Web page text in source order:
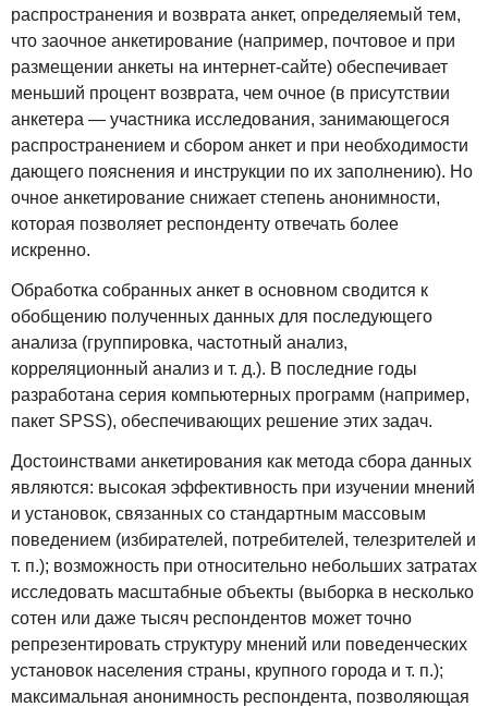
распространения и возврата анкет, определяемый тем,
что заочное анкетирование (например, почтовое и при
размещении анкеты на интернет-сайте) обеспечивает
меньший процент возврата, чем очное (в присутствии
анкетера — участника исследования, занимающегося
распространением и сбором анкет и при необходимости
дающего пояснения и инструкции по их заполнению). Но
очное анкетирование снижает степень анонимности,
которая позволяет респонденту отвечать более
искренно.
Обработка собранных анкет в основном сводится к
обобщению полученных данных для последующего
анализа (группировка, частотный анализ,
корреляционный анализ и т. д.). В последние годы
разработана серия компьютерных программ (например,
пакет SPSS), обеспечивающих решение этих задач.
Достоинствами анкетирования как метода сбора данных
являются: высокая эффективность при изучении мнений
и установок, связанных со стандартным массовым
поведением (избирателей, потребителей, телезрителей и
т. п.); возможность при относительно небольших затратах
исследовать масштабные объекты (выборка в несколько
сотен или даже тысяч респондентов может точно
репрезентировать структуру мнений или поведенческих
установок населения страны, крупного города и т. п.);
максимальная анонимность респондента, позволяющая